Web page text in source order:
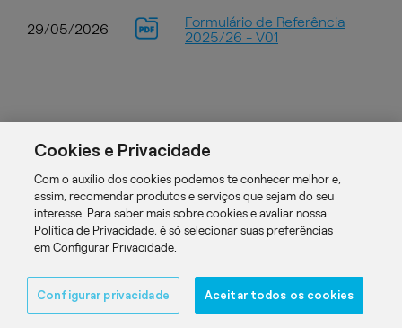
29/05/2026
Formulário de Referência
2025/26 - V01
Termos e Condições de Uso
Powered by
Cookies e Privacidade
Com o auxílio dos cookies podemos te conhecer melhor e,
assim, recomendar produtos e serviços que sejam do seu
interesse. Para saber mais sobre cookies e avaliar nossa
Política de Privacidade, é só selecionar suas preferências
em Configurar Privacidade.
Configurar privacidade Aceitar todos os cookies